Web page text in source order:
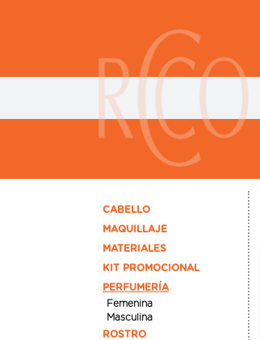
CABELLO
MAQUILLAJE
MATERIALES
KIT PROMOCIONAL
PERFUMERÍA
Femenina
Masculina
ROSTRO